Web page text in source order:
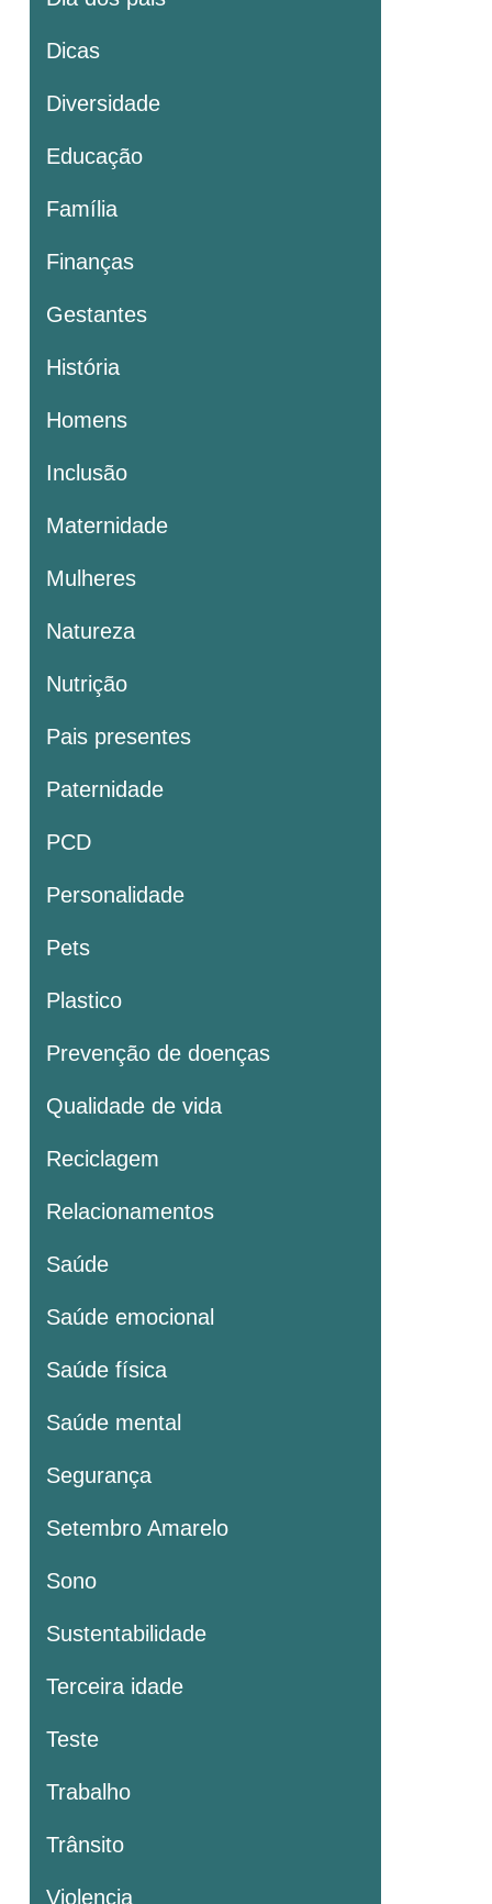
Dicas
Diversidade
Educação
Família
Finanças
Gestantes
História
Homens
Inclusão
Maternidade
Mulheres
Natureza
Nutrição
Pais presentes
Paternidade
PCD
Personalidade
Pets
Plastico
Prevenção de doenças
Qualidade de vida
Reciclagem
Relacionamentos
Saúde
Saúde emocional
Saúde física
Saúde mental
Segurança
Setembro Amarelo
Sono
Sustentabilidade
Terceira idade
Teste
Trabalho
Trânsito
Violencia